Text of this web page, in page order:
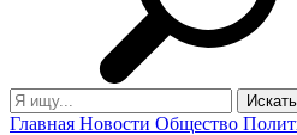
Главная Новости Общество